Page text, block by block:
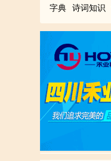
字典
诗词知识